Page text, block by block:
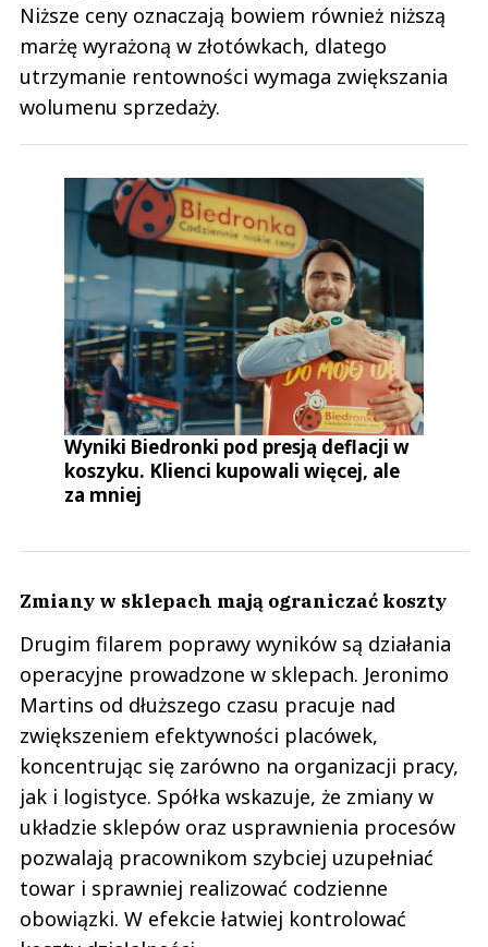
Niższe ceny oznaczają bowiem również niższą
marżę wyrażoną w złotówkach, dlatego
utrzymanie rentowności wymaga zwiększania
wolumenu sprzedaży.
Wyniki Biedronki pod presją deflacji w
koszyku. Klienci kupowali więcej, ale
za mniej
Zmiany w sklepach mają ograniczać koszty
Drugim filarem poprawy wyników są działania
operacyjne prowadzone w sklepach. Jeronimo
Martins od dłuższego czasu pracuje nad
zwiększeniem efektywności placówek,
koncentrując się zarówno na organizacji pracy,
jak i logistyce. Spółka wskazuje, że zmiany w
układzie sklepów oraz usprawnienia procesów
pozwalają pracownikom szybciej uzupełniać
towar i sprawniej realizować codzienne
obowiązki. W efekcie łatwiej kontrolować